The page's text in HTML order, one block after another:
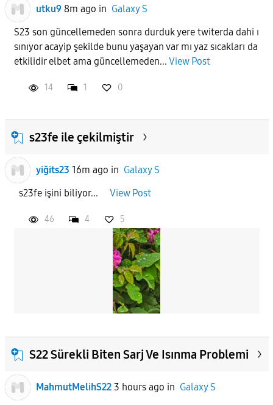
To
utku9 8m ago in Galaxy S
S23 son güncellemeden sonra durduk yere twiterda dahi ı
sınıyor acayip şekilde bunu yaşayan var mı yaz sıcakları da
etkilidir elbet ama güncellemeden... View Post
14 1 0
s23fe ile çekilmiştir
yiğits23 16m ago in Galaxy S
s23fe işini biliyor... View Post
46 4 5
S22 Sürekli Biten Sarj Ve Isınma Problemi
MahmutMelihS22 3 hours ago in Galaxy S